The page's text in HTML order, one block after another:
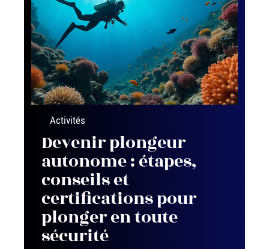
Activités
Devenir plongeur
autonome : étapes,
conseils et
certifications pour
plonger en toute
sécurité